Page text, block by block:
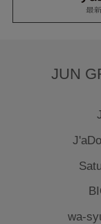
JUN
wa-